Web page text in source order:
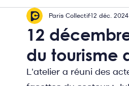
Campagne de priorisation
Ateliers programmatiques
12
du tourisme
Paris Collectif12 déc. 2024
L'atelier a réuni des